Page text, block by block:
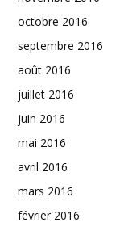
octobre 2016
septembre 2016
août 2016
juillet 2016
juin 2016
mai 2016
avril 2016
mars 2016
février 2016